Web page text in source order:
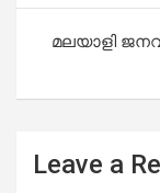
മലയാളി
Leave a